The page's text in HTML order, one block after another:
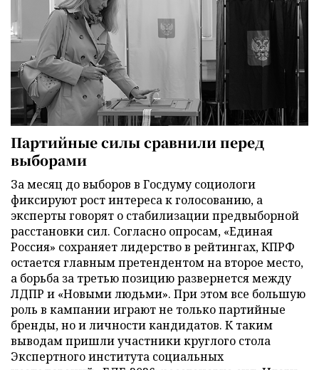
Партийные силы сравнили перед
выборами
За месяц до выборов в Госдуму социологи
фиксируют рост интереса к голосованию, а
эксперты говорят о стабилизации предвыборной
расстановки сил. Согласно опросам, «Единая
Россия» сохраняет лидерство в рейтингах, КПРФ
остается главным претендентом на второе место,
а борьба за третью позицию развернется между
ЛДПР и «Новыми людьми». При этом все большую
роль в кампании играют не только партийные
бренды, но и личности кандидатов. К таким
выводам пришли участники круглого стола
Экспертного института социальных